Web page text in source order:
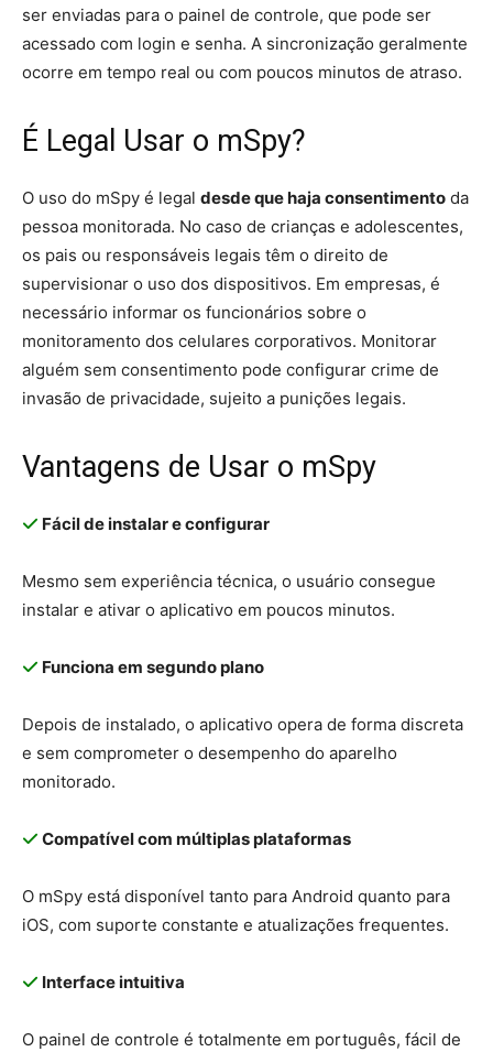
ser enviadas para o painel de controle, que pode ser
acessado com login e senha. A sincronização geralmente
ocorre em tempo real ou com poucos minutos de atraso.
É Legal Usar o mSpy?
O uso do mSpy é legal desde que haja consentimento da
pessoa monitorada. No caso de crianças e adolescentes,
os pais ou responsáveis legais têm o direito de
supervisionar o uso dos dispositivos. Em empresas, é
necessário informar os funcionários sobre o
monitoramento dos celulares corporativos. Monitorar
alguém sem consentimento pode configurar crime de
invasão de privacidade, sujeito a punições legais.
Vantagens de Usar o mSpy
Fácil de instalar e configurar
Mesmo sem experiência técnica, o usuário consegue
instalar e ativar o aplicativo em poucos minutos.
Funciona em segundo plano
Depois de instalado, o aplicativo opera de forma discreta
e sem comprometer o desempenho do aparelho
monitorado.
Compatível com múltiplas plataformas
O mSpy está disponível tanto para Android quanto para
iOS, com suporte constante e atualizações frequentes.
Interface intuitiva
O painel de controle é totalmente em português, fácil de